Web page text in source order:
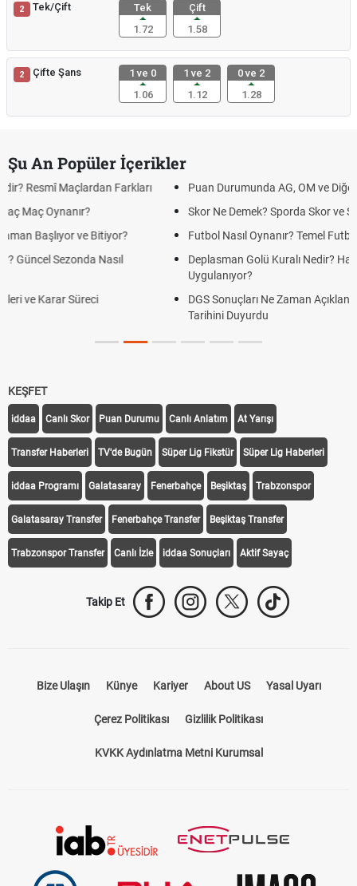
2 Tek/Çift
Tek
1.72
Çift
1.58
2 Çifte Şans
1 ve 0
1.06
1 ve 2
1.12
0 ve 2
1.28
Şu An Popüler İçerikler
Puan Durumunda AG, OM ve Diğer Kısaltmalar Ne Anlama Gelir?
Skor Ne Demek? Sporda Skor ve Sonuç Kavramları
Futbol Nasıl Oynanır? Temel Futbol Kuralları
Deplasman Golü Kuralı Nedir? Hangi Organizasyonlarda
DGS Sonuçları Ne Zaman Açıklanacak 2026? ÖSYM Sonuç
KEŞFET
iddaa Canlı Skor Puan Durumu Canlı Anlatım At Yarışı
Transfer Haberleri TV'de Bugün Süper Lig Fikstür Süper Lig Haberleri
iddaa Programı Galatasaray Fenerbahçe Beşiktaş Trabzonspor
Galatasaray Transfer Fenerbahçe Transfer Beşiktaş Transfer
Trabzonspor Transfer Canlı İzle iddaa Sonuçları Aktif Sayaç
Takip Et
Bize Ulaşın Künye Kariyer About US Yasal Uyarı
Çerez Politikası Gizlilik Politikası
KVKK Aydınlatma Metni Kurumsal